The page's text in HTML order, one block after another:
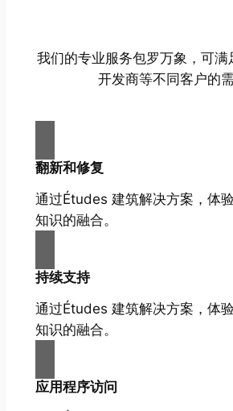
我们的专业服务包罗万象，可满
开发商等不同客户的需
翻新和修复
通过Études 建筑解决方案，体
知识的融合。
持续支持
通过Études 建筑解决方案，体
知识的融合。
应用程序访问